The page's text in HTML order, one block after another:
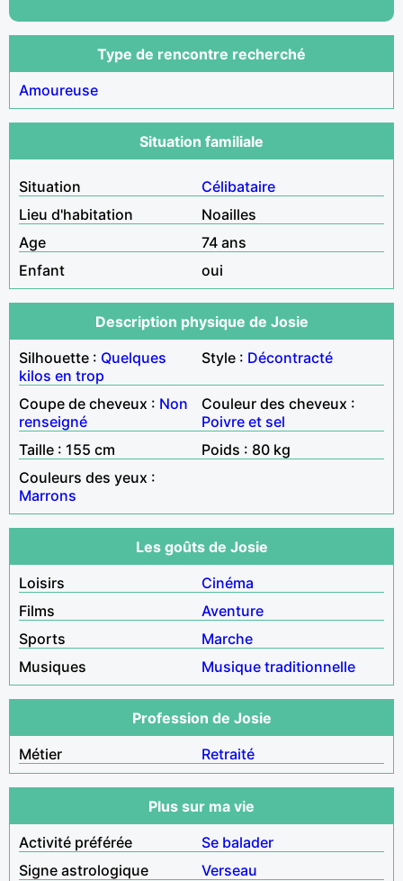
Type de rencontre recherché
Amoureuse
Situation familiale
Situation
Célibataire
Lieu d'habitation
Noailles
Age
74 ans
Enfant
oui
Description physique de Josie
Silhouette : Quelques
kilos en trop
Style : Décontracté
Coupe de cheveux : Non
renseigné
Couleur des cheveux :
Poivre et sel
Taille : 155 cm
Poids : 80 kg
Couleurs des yeux :
Marrons
Les goûts de Josie
Loisirs
Cinéma
Films
Aventure
Sports
Marche
Musiques
Musique traditionnelle
Profession de Josie
Métier
Retraité
Plus sur ma vie
Activité préférée
Se balader
Signe astrologique
Verseau